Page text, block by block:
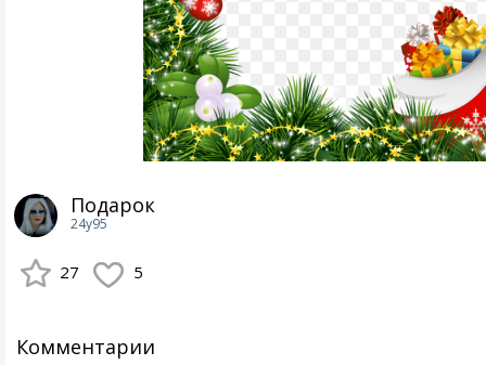
Подарок
24y95
27 5
Комментарии